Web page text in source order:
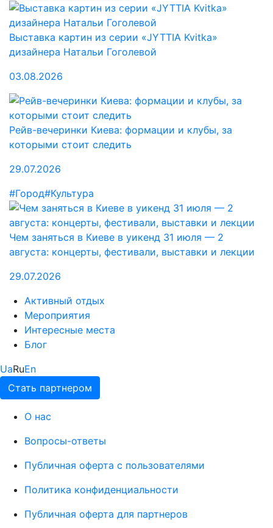
Выставка картин из серии «JYTTIA Kvitka»
дизайнера Натальи Гоголевой
03.08.2026
Рейв-вечеринки Киева: формации и клубы, за
которыми стоит следить
29.07.2026
#Город#Культура
Чем заняться в Киеве в уикенд 31 июля — 2
августа: концерты, фестивали, выставки и лекции
29.07.2026
Активный отдых
Мероприятия
Интересные места
Блог
UaRuEn
Стать партнером
О нас
Вопросы-ответы
Публичная оферта с пользователями
Политика конфиденциальности
Публичная оферта для партнеров